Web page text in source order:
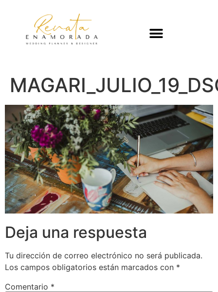
Deja una respuesta
Tu dirección de correo electrónico no será publicada.
Los campos obligatorios están marcados con *
Comentario *